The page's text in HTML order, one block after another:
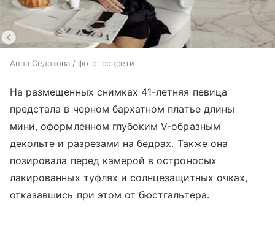
Анна Седокова / фото: соцсети
На размещенных снимках 41-летняя певица
предстала в черном бархатном платье длины
мини, оформленном глубоким V-образным
декольте и разрезами на бедрах. Также она
позировала перед камерой в остроносых
лакированных туфлях и солнцезащитных очках,
отказавшись при этом от бюстгальтера.